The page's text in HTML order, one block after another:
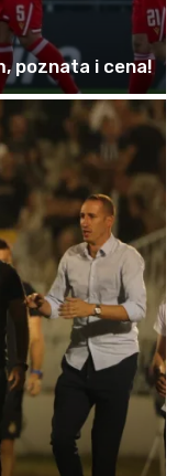
poznata i cena!